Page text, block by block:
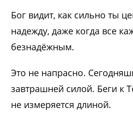
Бог видит, как сильно ты
надежду, даже когда все
безнадёжным.
Это не напрасно.
завтрашней силой. Беги к
не измеряется длиной.